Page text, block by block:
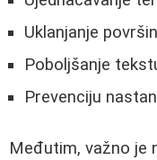
Uklanjanje
Poboljšanje
Prevenciju
Međutim, važno je